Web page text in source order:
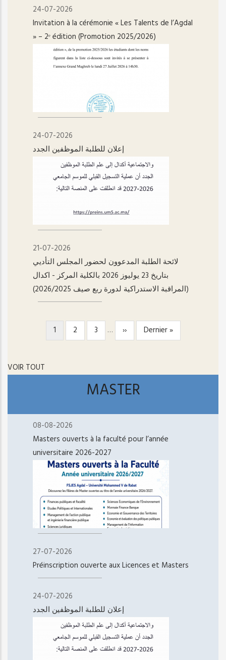
24-07-2026
Invitation à la cérémonie « Les Talents de l’Agdal
» – 2ᵉ édition (Promotion 2025/2026)
24-07-2026
إعلان للطلبة الموظفين الجدد
21-07-2026
لائحة الطلبة المدعوون لحضور المجلس التأديي
بتاريخ 23 يوليوز 2026 بالكلية المركز - اکدال
(المراقبة الاستدراكية لدورة ربع صيف 2026/2025)
PAGINATIONPage
courante
1 Page
2 Page
3 …
Page
suivante
››
Dernière
page
Dernier »
VOIR TOUT
MASTER
08-08-2026
Masters ouverts à la faculté pour l’année
universitaire 2026-2027
27-07-2026
Préinscription ouverte aux Licences et Masters
24-07-2026
إعلان للطلبة الموظفين الجدد